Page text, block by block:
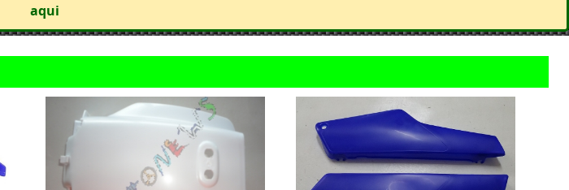
aqui